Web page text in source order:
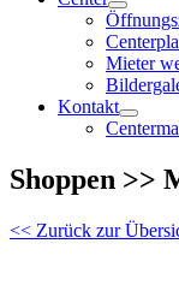
Mieter
Kontakt
Shoppen >>
<< Zurück zur